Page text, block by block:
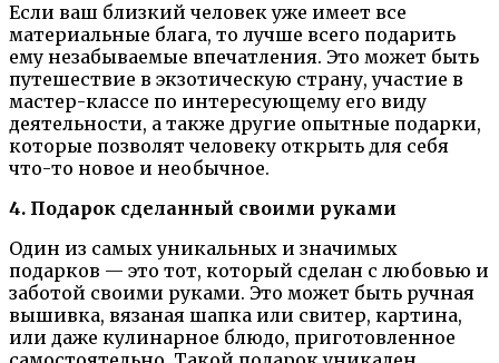
Если ваш близкий человек уже имеет все
материальные блага, то лучше всего подарить
ему незабываемые впечатления. Это может быть
путешествие в экзотическую страну, участие в
мастер-классе по интересующему его виду
деятельности, а также другие опытные подарки,
которые позволят человеку открыть для себя
что-то новое и необычное.
4. Подарок сделанный своими руками
Один из самых уникальных и значимых
подарков — это тот, который сделан с любовью и
заботой своими руками. Это может быть ручная
вышивка, вязаная шапка или свитер, картина,
или даже кулинарное блюдо, приготовленное